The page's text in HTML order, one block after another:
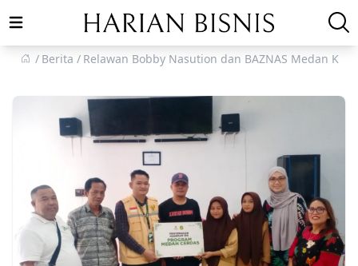
Open main menu
Berita
Relawan Bobby Nasution dan BAZNAS Medan